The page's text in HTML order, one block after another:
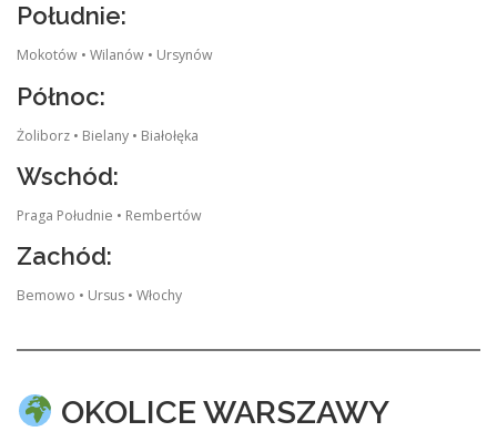
Południe:
Mokotów • Wilanów • Ursynów
Północ:
Żoliborz • Bielany • Białołęka
Wschód:
Praga Południe • Rembertów
Zachód:
Bemowo • Ursus • Włochy
OKOLICE WARSZAWY